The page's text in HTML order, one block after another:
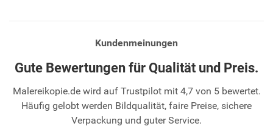
Kundenmeinungen
Gute Bewertungen für Qualität und Preis.
Malereikopie.de wird auf Trustpilot mit 4,7 von 5 bewertet.
Häufig gelobt werden Bildqualität, faire Preise, sichere
Verpackung und guter Service.